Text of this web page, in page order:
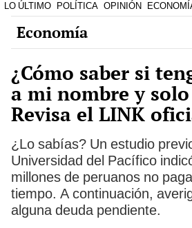
LO ÚLTIMO POLÍTICA OPINIÓN
Economía
¿Cómo saber si
a mi nombre y
Revisa el LINK
¿Lo sabías? Un estudio
Universidad del Pacífico
millones de peruanos no
tiempo. A continuación,
alguna deuda pendiente.